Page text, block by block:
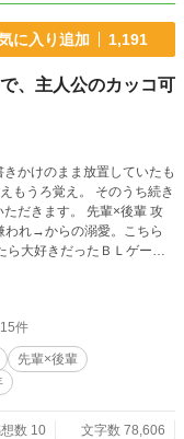
に入り追加 1,191
、主人公のカッコ可
かけのまま放置していたも
もうろ覚え。 そのうち続き
先輩×後輩 攻
われ→からの溺愛。こちら
そのキャラクターとして生
問題が……。『おれ』の推
ムの主人公キャラなんだよ
んだけど。絶対嫌でし
ろはなんとしても見た
て、なったライバルポジ
仲良くしつつ、攻略キャラ
ルカ先輩』から、バグなの
件
先輩×後輩
数 10
文字数 78,606